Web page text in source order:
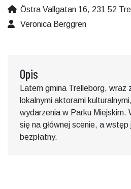
Östra Vallgatan 16, 231 52
Veronica Berggren
Opis
Latem gmina Trelleborg,
lokalnymi aktorami
wydarzenia w Parku Miejskim.
się na głównej scenie, a
bezpłatny.